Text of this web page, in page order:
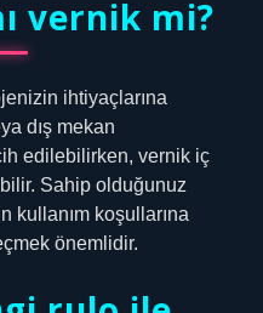
vernik mi?
ihtiyaçlarına
dış mekan
edilebilirken, vernik iç
Sahip olduğunuz
kullanım koşullarına
önemlidir.